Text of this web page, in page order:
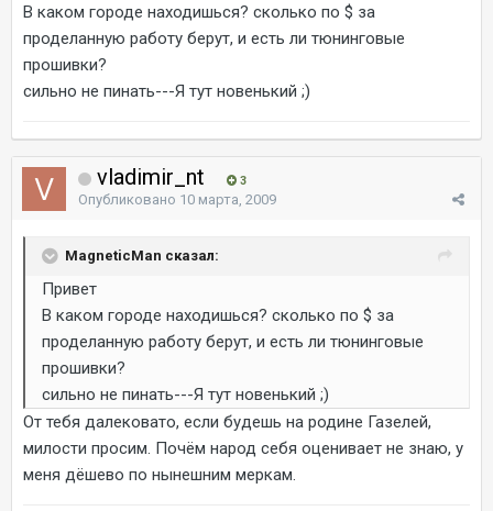
В каком городе находишься? сколько по $ за
проделанную работу берут, и есть ли тюнинговые
прошивки?
сильно не пинать---Я тут новенький ;)
vladimir_nt 3
Опубликовано 10 марта, 2009
MagneticMan сказал:
Привет
В каком городе находишься? сколько по $ за
проделанную работу берут, и есть ли тюнинговые
прошивки?
сильно не пинать---Я тут новенький ;)
От тебя далековато, если будешь на родине Газелей,
милости просим. Почём народ себя оценивает не знаю, у
меня дёшево по нынешним меркам.